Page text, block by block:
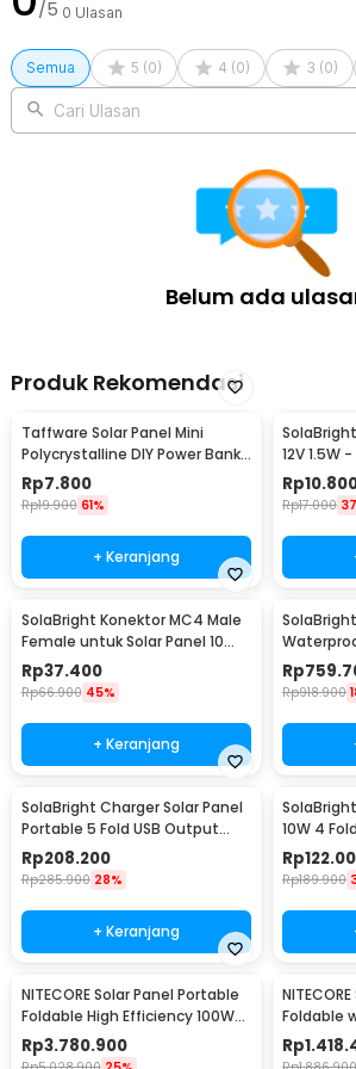
/5 0 Ulasan
Semua 5 (0) 4 (0) 3 (0)
Cari Ulasan
Belum ada
Produk Rekomendasi
Taffware Solar Panel Mini
Polycrystalline DIY Power Bank
5V 1.1W 220mA
Rp7.800
Rp19.900 61%
+ Keranjang
12V 1.5W
Rp
Rp17.000
SolaBright Konektor MC4 Male
Female untuk Solar Panel 10
Pasang
Rp37.400
Rp66.900 45%
+ Keranjang
Rp
Rp918.900
SolaBright Charger Solar Panel
Portable 5 Fold USB Output
Port 9W 5V - KER-SO1
Rp208.200
Rp285.900 28%
+ Keranjang
10W 4
K-10
Rp
Rp189.900
NITECORE Solar Panel Portable
Foldable High Efficiency 100W
IPX5 - FSP100W
Rp3.780.900
Foldable
- FSP30
Rp